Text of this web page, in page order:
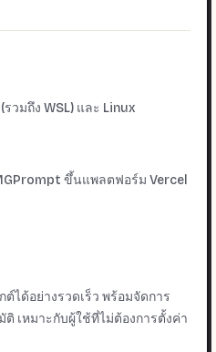
วมถึง WSL) และ Linux
ขึ้นแพลตฟอร์ม Vercel
ได้อย่างรวดเร็ว พร้อมจัดการ
เหมาะกับผู้ใช้ที่ไม่ต้องการตั้งค่า